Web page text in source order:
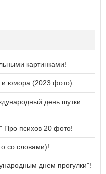
картинками!
и юмора (2023 фото)
день шутки
Про психов 20 фото!
со словами)!
днем прогулки"!